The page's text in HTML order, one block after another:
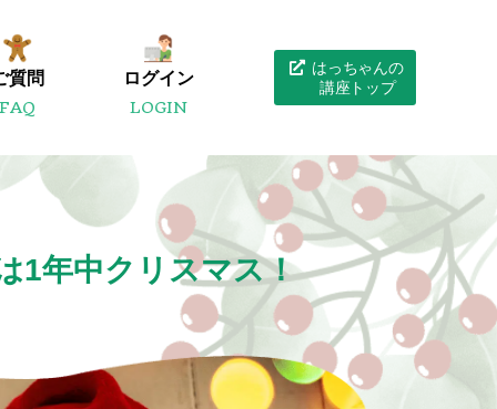
質問
FAQ
ログイン
LOGIN
はっちゃんの
講座トップ
1年中クリスマス！